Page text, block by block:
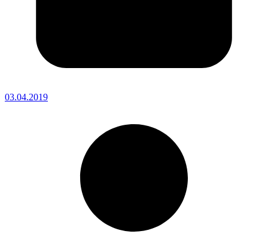
03.04.2019